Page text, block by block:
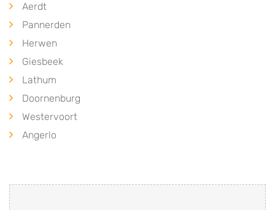
Aerdt
Pannerden
Herwen
Giesbeek
Lathum
Doornenburg
Westervoort
Angerlo